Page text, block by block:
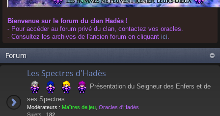
e
Bienvenue sur le forum du clan Hadès !
- Pour accéder au forum privé du clan, contactez vos oracles.
- Consultez les archives de l'ancien forum en cliquant ici.
Forum
Les Spectres d'Hadès
Présentation du Seigneur des Enfers et de
ses Spectres.
Modérateurs : Maîtres de jeu Oracles d'Hadès
Sujets : 182